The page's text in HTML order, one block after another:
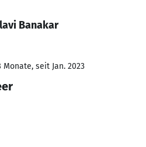
Banakar
Monate, seit Jan. 2023